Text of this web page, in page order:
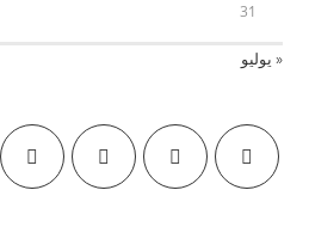
31
« يوليو